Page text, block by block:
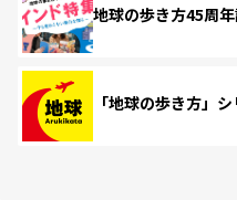
地球の歩き方45周
「地球の歩き方」